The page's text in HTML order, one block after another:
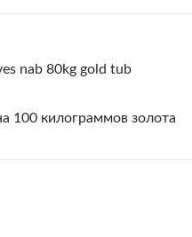
nab 80kg gold tub
100 килограммов золота